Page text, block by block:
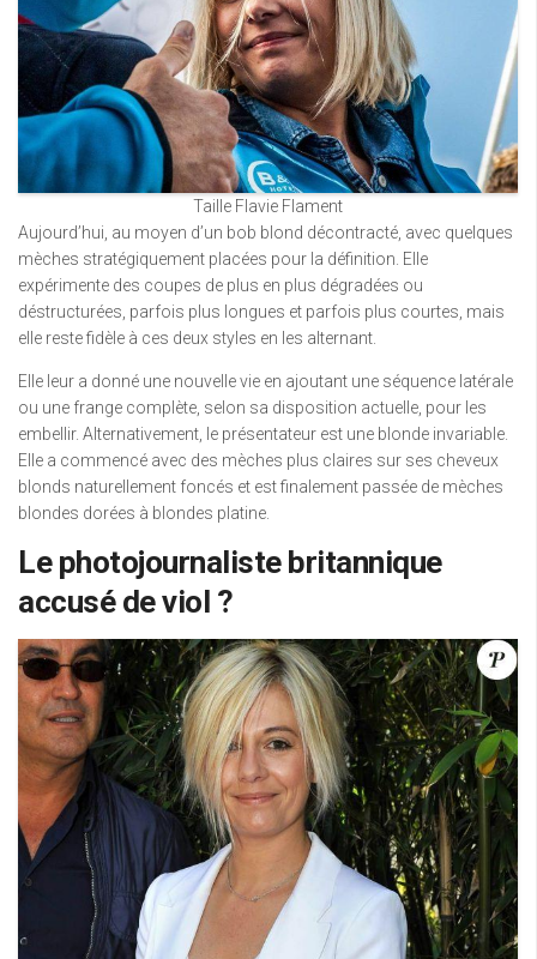
Taille Flavie Flament
Aujourd’hui, au moyen d’un bob blond décontracté, avec quelques
mèches stratégiquement placées pour la définition. Elle
expérimente des coupes de plus en plus dégradées ou
déstructurées, parfois plus longues et parfois plus courtes, mais
elle reste fidèle à ces deux styles en les alternant.
Elle leur a donné une nouvelle vie en ajoutant une séquence latérale
ou une frange complète, selon sa disposition actuelle, pour les
embellir. Alternativement, le présentateur est une blonde invariable.
Elle a commencé avec des mèches plus claires sur ses cheveux
blonds naturellement foncés et est finalement passée de mèches
blondes dorées à blondes platine.
Le photojournaliste britannique
accusé de viol ?